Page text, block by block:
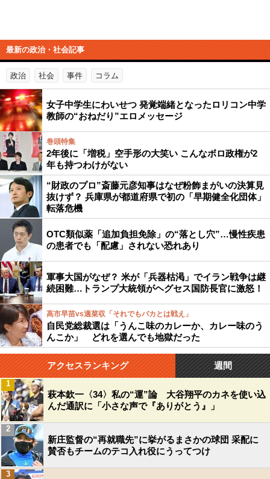
最新の政治・社会記事
政治 社会 事件 コラム
女子中学生にわいせつ 発覚端緒となったロリコン中学
教師の“おねだり”エロメッセージ
巻頭特集
2年後に「増税」空手形の大笑い こんなボロ政権が2
年も持つわけがない
“財政のプロ”斎藤元彦知事はなぜ粉飾まがいの決算見
抜けず？ 兵庫県が都道府県で初の「早期健全化団体」
転落危機
OTC類似薬「追加負担免除」の“落とし穴”…慢性疾患
の患者でも「配慮」されない恐れあり
軍事大国がなぜ？ 米が「兵器枯渇」でイラン戦争は継
続困難…トランプ大統領がヘグセス国防長官に激怒！
高市早苗vs適菜収「それでもバカとは戦え」
自民党総裁選は「うんこ味のカレーか、カレー味のう
んこか」 どれを選んでも地獄だった
アクセスランキング 週間
萩本欽一〈34〉私の“運”論 大谷翔平のカネを使い込
んだ通訳に「小さな声で『ありがとう』」
1
新庄監督の“再就職先”に挙がるまさかの球団 采配に
賛否もチームのテコ入れ役にうってつけ
2
3